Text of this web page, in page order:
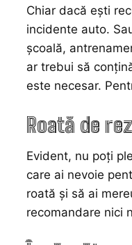
Chiar dacă ești
incidente auto.
școală,
ar trebui să
este necesar.
Roată de
Evident, nu poți
care ai nevoie
roată și să ai
recomandare nici